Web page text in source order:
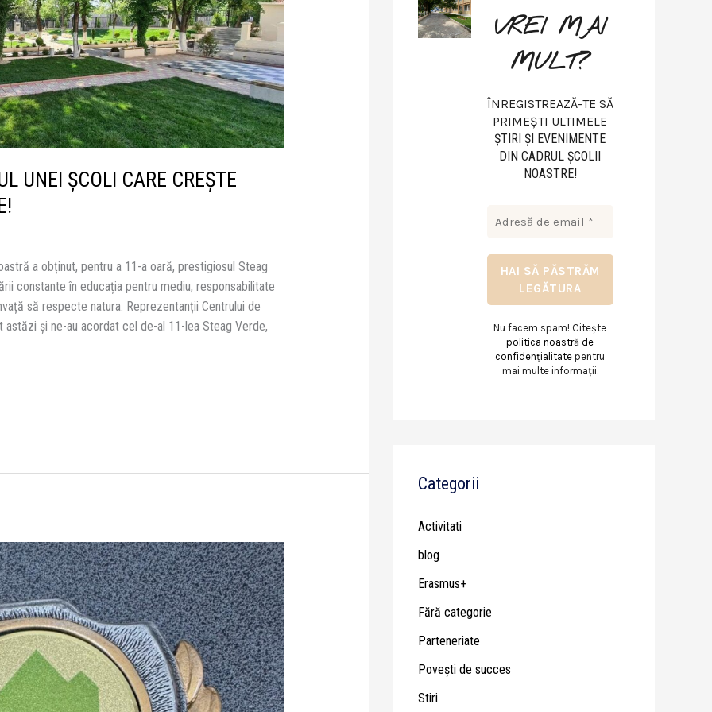
UNEI ȘCOLI CARE CREȘTE
a obținut, pentru a 11-a oară, prestigiosul Steag
constante în educația pentru mediu, responsabilitate
să respecte natura. Reprezentanții Centrului de
astăzi și ne-au acordat cel de-al 11-lea Steag Verde,
VREI MAI
MULT?
ÎNREGISTREAZĂ-TE SĂ
PRIMEȘTI ULTIMELE
ŞTIRI ŞI EVENIMENTE
DIN CADRUL ŞCOLII
NOASTRE!
Nu facem spam! Citește
politica noastră de
confidențialitate pentru
mai multe informații.
Categorii
Activitati
blog
Erasmus+
Fără categorie
Parteneriate
Poveşti de succes
Stiri